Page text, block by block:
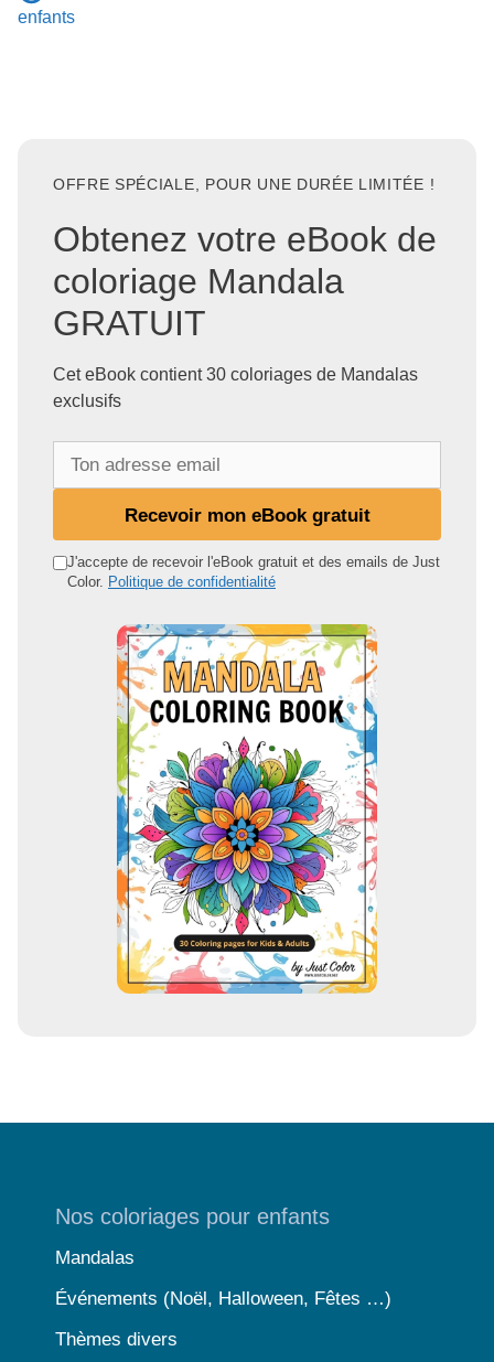
enfants
OFFRE SPÉCIALE, POUR UNE DURÉE LIMITÉE !
Obtenez votre eBook de
coloriage Mandala
GRATUIT
Cet eBook contient 30 coloriages de Mandalas
exclusifs
d
Recevoir mon eBook gratuit
J'accepte de recevoir l'eBook gratuit et des emails de Just
Color. Politique de confidentialité
Nos coloriages pour enfants
Mandalas
Événements (Noël, Halloween, Fêtes …)
Thèmes divers